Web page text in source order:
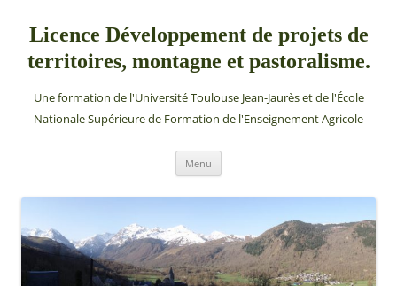
contenu
Licence Développement de projets de
territoires, montagne et pastoralisme.
Une formation de l'Université Toulouse Jean-Jaurès et de l'École
Nationale Supérieure de Formation de l'Enseignement Agricole
Menu